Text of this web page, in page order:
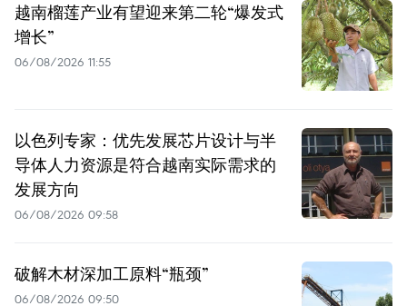
越南榴莲产业有望迎来第二轮“爆发式
增长”
06/08/2026 11:55
以色列专家：优先发展芯片设计与半
导体人力资源是符合越南实际需求的
发展方向
06/08/2026 09:58
破解木材深加工原料“瓶颈”
06/08/2026 09:50